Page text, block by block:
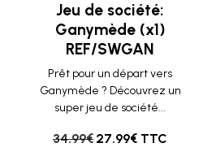
Jeu de société:
Ganymède (x1)
REF/SWGAN
Prêt pour un départ vers
Ganymède ? Découvrez un
super jeu de société...
34.99€ 27.99€ TTC